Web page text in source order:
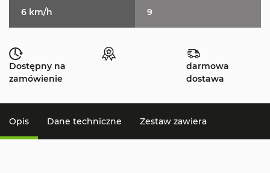
6 km/h 9
Dostępny na
zamówienie
darmowa
dostawa
Opis Dane techniczne Zestaw zawiera